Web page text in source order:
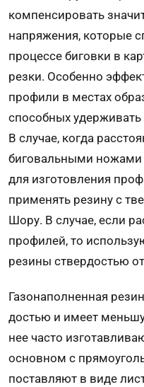
компенсировать
напряжения, которые
процессе биговки в
резки. Особенно
профили в местах
способных удерживать
В случае, когда
биговальными но­жами
для изготовления
применять резину с
Шору. В случае, если
профилей, то
резины ствердостью
Газонаполненная
достью и имеет
нее часто
основном с
поставляют в виде